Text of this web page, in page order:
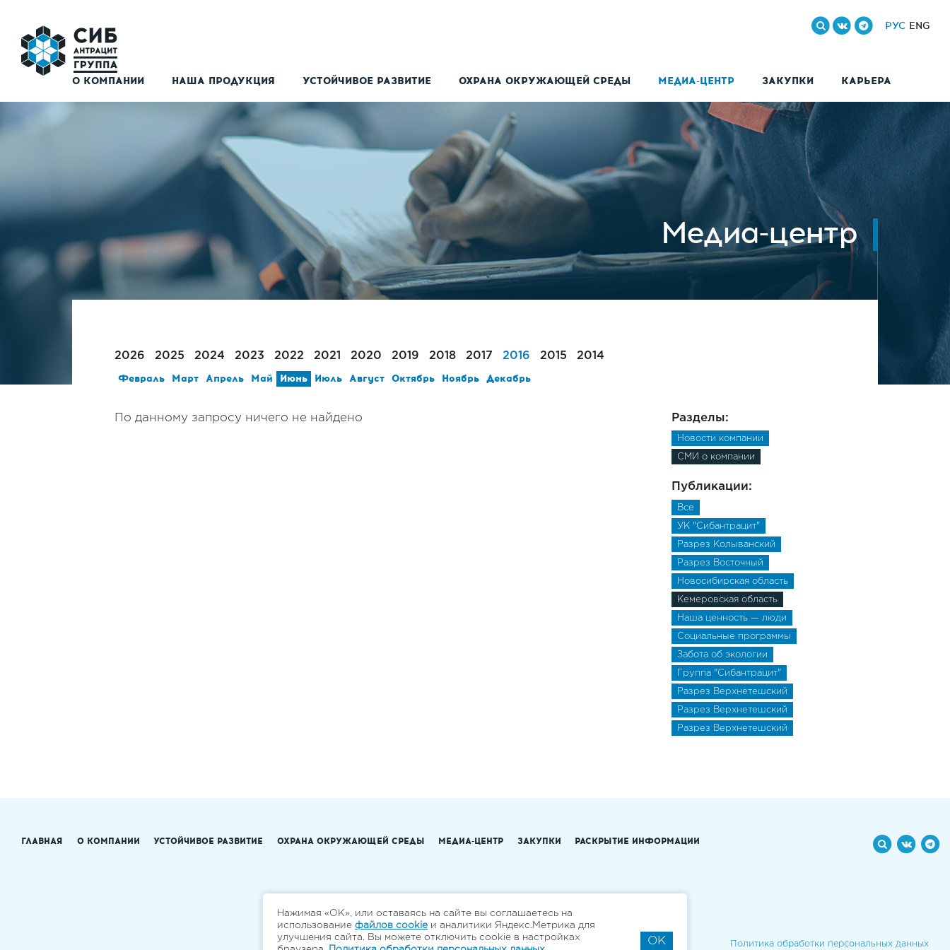
О КОМПАНИИ НАША ПРОДУКЦИЯ УСТОЙЧИВОЕ РАЗВИТИЕ ОХРАНА ОКРУЖАЮЩЕЙ СРЕДЫ МЕДИА-ЦЕНТР ЗАКУПКИ КАРЬЕРА
РУС ENG
Медиа-центр
2026 2025 2024 2023 2022 2021 2020 2019 2018 2017 2016 2015 2014
Февраль Март Апрель Май Июнь Июль Август Октябрь Ноябрь Декабрь
По данному запросу ничего не найдено Разделы:
Новости компании
СМИ о компании
Публикации:
Все
УК "Сибантрацит"
Разрез Колыванский
Разрез Восточный
Новосибирская область
Кемеровская область
Наша ценность — люди
Социальные программы
Забота об экологии
Группа "Сибантрацит"
Разрез Верхнетешский
Разрез Верхнетешский
Разрез Верхнетешский
ГЛАВНАЯ О КОМПАНИИ УСТОЙЧИВОЕ РАЗВИТИЕ ОХРАНА ОКРУЖАЮЩЕЙ СРЕДЫ МЕДИА-ЦЕНТР ЗАКУПКИ РАСКРЫТИЕ ИНФОРМАЦИИ
Политика обработки персональных данных
Нажимая «ОК», или оставаясь на сайте вы соглашаетесь на
использование файлов cookie и аналитики Яндекс.Метрика для
улучшения сайта. Вы можете отключить cookie в настройках
OK